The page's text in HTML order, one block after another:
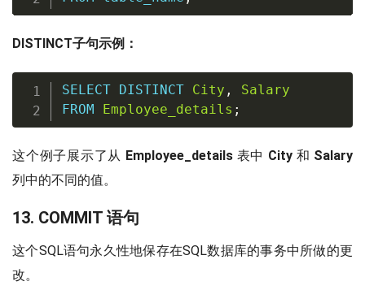
DISTINCT子句示例：
SELECT DISTINCT City ,
Salary
FROM
Employee_details ;
这个例子展示了从 Employee_details表中 City和 Salary
列中的不同的值。
13. COMMIT 语句
这个SQL语句永久性地保存在SQL数据库的事务中所做的更
改。